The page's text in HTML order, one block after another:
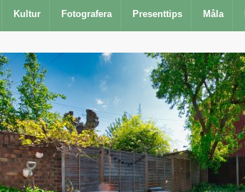
Kultur Fotografera Presenttips Måla